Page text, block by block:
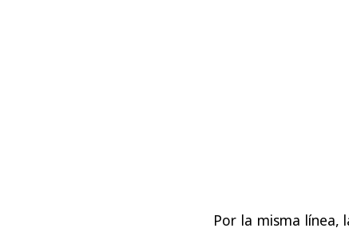
Por la misma línea,